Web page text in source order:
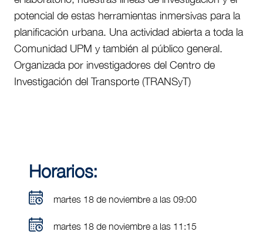
potencial de estas herramientas inmersivas para la
planificación urbana. Una actividad abierta a toda la
Comunidad UPM y también al público general.
Organizada por investigadores del Centro de
Investigación del Transporte (TRANSyT)
Horarios:
martes 18 de noviembre a las 09:00
martes 18 de noviembre a las 11:15